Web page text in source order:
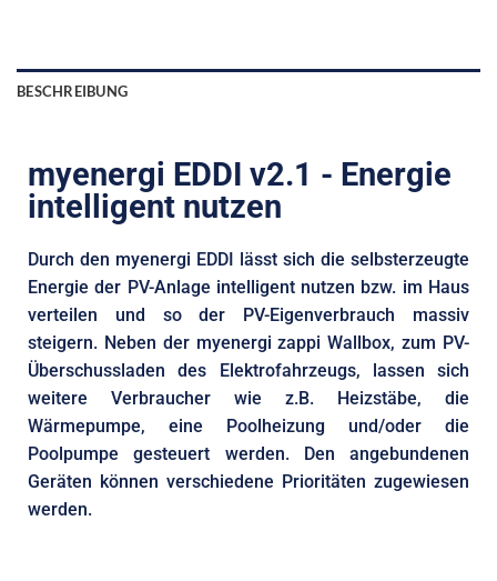
BESCHREIBUNG
myenergi EDDI v2.1 - Energie
intelligent nutzen
Durch den myenergi EDDI lässt sich die selbsterzeugte
Energie der PV-Anlage intelligent nutzen bzw. im Haus
verteilen und so der PV-Eigenverbrauch massiv
steigern. Neben der myenergi zappi Wallbox, zum PV-
Überschussladen des Elektrofahrzeugs, lassen sich
weitere Verbraucher wie z.B. Heizstäbe, die
Wärmepumpe, eine Poolheizung und/oder die
Poolpumpe gesteuert werden. Den angebundenen
Geräten können verschiedene Prioritäten zugewiesen
werden.